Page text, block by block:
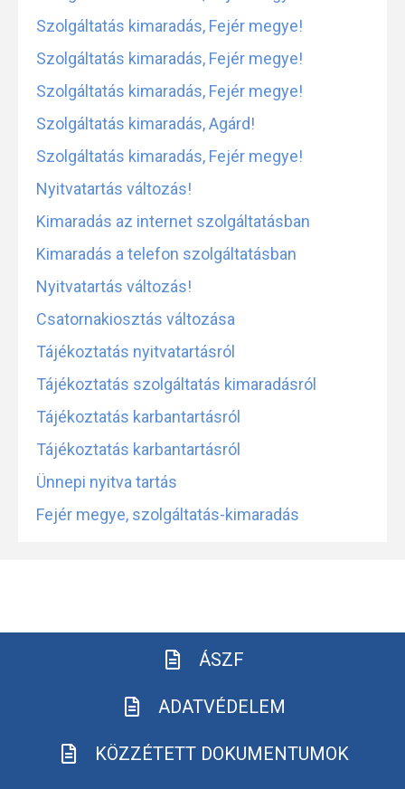
Szolgáltatás kimaradás, Fejér megye!
Szolgáltatás kimaradás, Fejér megye!
Szolgáltatás kimaradás, Fejér megye!
Szolgáltatás kimaradás, Agárd!
Szolgáltatás kimaradás, Fejér megye!
Nyitvatartás változás!
Kimaradás az internet szolgáltatásban
Kimaradás a telefon szolgáltatásban
Nyitvatartás változás!
Csatornakiosztás változása
Tájékoztatás nyitvatartásról
Tájékoztatás szolgáltatás kimaradásról
Tájékoztatás karbantartásról
Tájékoztatás karbantartásról
Ünnepi nyitva tartás
Fejér megye, szolgáltatás-kimaradás
ÁSZF
ADATVÉDELEM
KÖZZÉTETT DOKUMENTUMOK